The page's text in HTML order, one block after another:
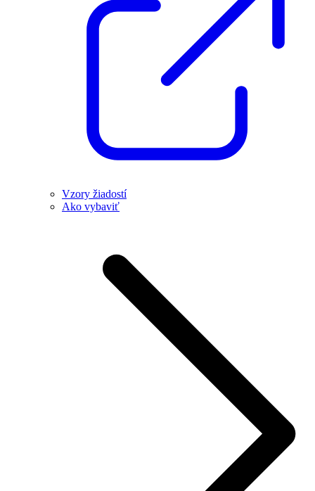
Vzory žiadostí
Ako vybaviť